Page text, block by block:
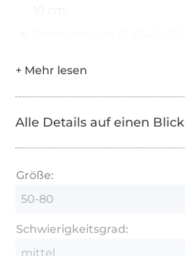
Alle Details auf einen Blick
Größe:
50-80
Schwierigkeitsgrad:
mittel